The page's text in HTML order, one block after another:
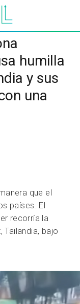
humilla
y sus
una
que el
países. El
recorría la
Tailandia, bajo